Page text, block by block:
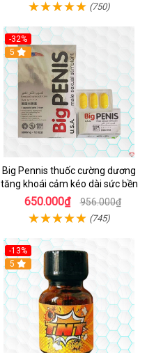
(750)
-32%
5
Big Pennis thuốc cường dương
tăng khoái cảm kéo dài sức bền
650.000₫ 956.000₫
(745)
-13%
5